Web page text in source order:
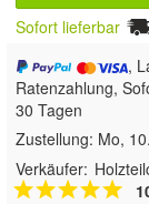
Sofort lieferbar
,
Ratenzahlung,
30 Tagen
Zustellung: Mo,
Verkäufer: